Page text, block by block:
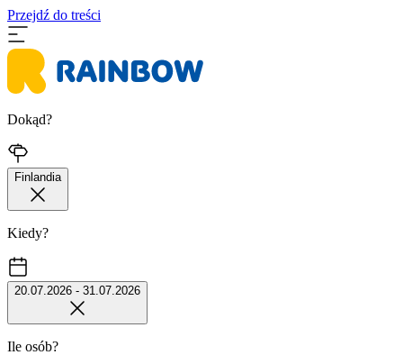
Przejdź do treści
Dokąd?
Finlandia
Kiedy?
20.07.2026 - 31.07.2026
Ile osób?